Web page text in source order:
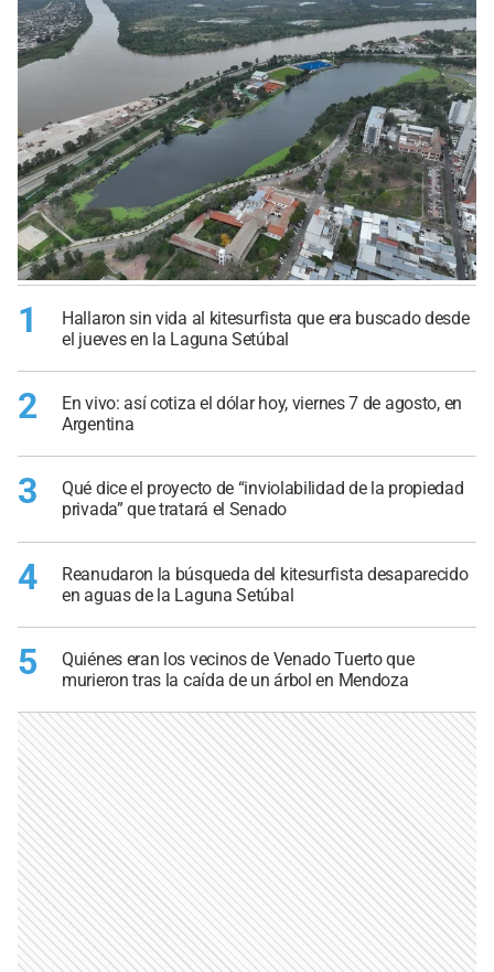
1
Hallaron sin vida al kitesurfista que era buscado desde
el jueves en la Laguna Setúbal
2
En vivo: así cotiza el dólar hoy, viernes 7 de agosto, en
Argentina
3
Qué dice el proyecto de “inviolabilidad de la propiedad
privada” que tratará el Senado
4
Reanudaron la búsqueda del kitesurfista desaparecido
en aguas de la Laguna Setúbal
5
Quiénes eran los vecinos de Venado Tuerto que
murieron tras la caída de un árbol en Mendoza